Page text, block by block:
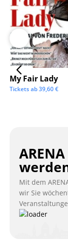
My Fair Lady
Tickets ab39,60€
Mit dem
wir Sie